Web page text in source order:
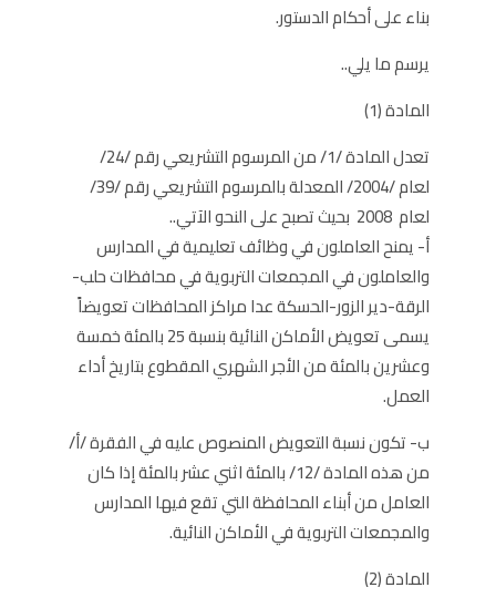
بناء على أحكام الدستور.
يرسم ما يلي..
المادة (1)
تعدل المادة /1/ من المرسوم التشريعي رقم /24/
لعام /2004/ المعدلة بالمرسوم التشريعي رقم /39/
لعام 2008 بحيث تصبح على النحو الآتي..
أ- يمنح العاملون في وظائف تعليمية في المدارس
والعاملون في المجمعات التربوية في محافظات حلب-
الرقة-دير الزور-الحسكة عدا مراكز المحافظات تعويضاً
يسمى تعويض الأماكن النائية بنسبة 25 بالمئة خمسة
وعشرين بالمئة من الأجر الشهري المقطوع بتاريخ أداء
العمل.
ب- تكون نسبة التعويض المنصوص عليه في الفقرة /أ/
من هذه المادة /12/ بالمئة اثني عشر بالمئة إذا كان
العامل من أبناء المحافظة التي تقع فيها المدارس
والمجمعات التربوية في الأماكن النائية.
المادة (2)